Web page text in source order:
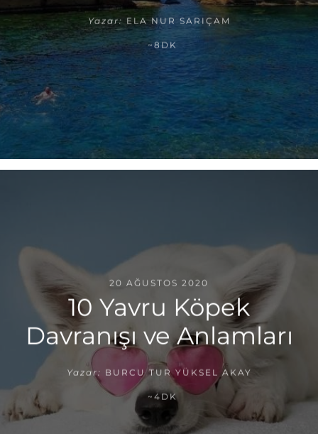
Yazar: ELA NUR SARIÇAM
~8DK
20 AĞUSTOS 2020
10 Yavru Köpek
Davranışı ve Anlamları
Yazar: BURCU TUR YÜKSEL AKAY
~4DK